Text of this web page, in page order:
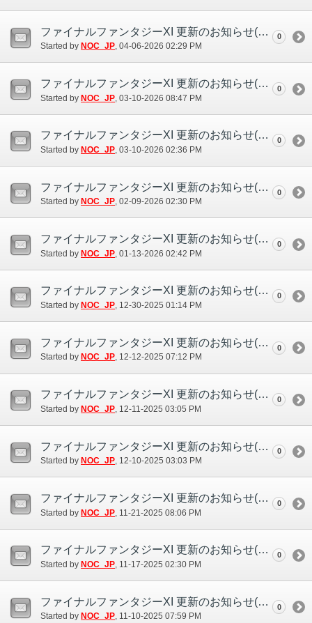
ファイナルファンタジーXI 更新のお知らせ(4/6)
Started by NOC_JP‎, 04-06-2026 02:29 PM
0
ファイナルファンタジーXI 更新のお知らせ(3/10)
Started by NOC_JP ‎, 03-10-2026 08:47 PM
0
ファイナルファンタジーXI 更新のお知らせ(3/10)
Started by NOC_JP‎, 03-10-2026 02:36 PM
0
ファイナルファンタジーXI 更新のお知らせ(2/9)
Started by NOC_JP‎, 02-09-2026 02:30 PM
0
ファイナルファンタジーXI 更新のお知らせ(1/13)
Started by NOC_JP ‎, 01-13-2026 02:42 PM
0
ファイナルファンタジーXI 更新のお知らせ(12/30)
Started by NOC_JP‎, 12-30-2025 01:14 PM
0
ファイナルファンタジーXI 更新のお知らせ(12/12)
Started by NOC_JP‎, 12-12-2025 07:12 PM
0
ファイナルファンタジーXI 更新のお知らせ(12/11)
Started by NOC_JP ‎, 12-11-2025 03:05 PM
0
ファイナルファンタジーXI 更新のお知らせ(12/10)
Started by NOC_JP‎, 12-10-2025 03:03 PM
0
ファイナルファンタジーXI 更新のお知らせ(11/21)
Started by NOC_JP ‎, 11-21-2025 08:06 PM
0
ファイナルファンタジーXI 更新のお知らせ(11/17)
Started by NOC_JP‎, 11-17-2025 02:30 PM
0
ファイナルファンタジーXI 更新のお知らせ(11/10)
Started by NOC_JP‎, 11-10-2025 07:59 PM
0